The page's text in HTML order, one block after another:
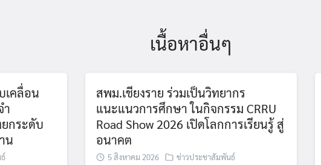
เนื้อหาอื่นๆ
เคลื่อน
ำ
กระดับ
น
สพม.เชียงราย ร่วมเป็นวิทยากร
แนะแนวการศึกษา ในกิจกรรม CRRU
Road Show 2026 เปิดโลกการเรียนรู้ สู่
อนาคต
5 สิงหาคม 2026
ข่าวประชาสัมพันธ์